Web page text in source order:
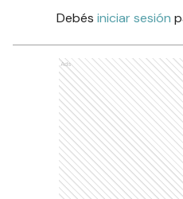
Debés iniciar sesión
Ads